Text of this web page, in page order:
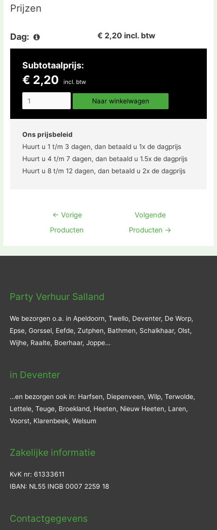
Prijzen
Dag: € 2,20 incl. btw
Subtotaalprijs:
€ 2,20 incl. btw
Naar winkelwagen
Ons prijsbeleid
Huurt u 1 t/m 3 dagen, dan betaald u 1x de dagprijs
Huurt u 4 t/m 7 dagen, dan betaald u 1.5x de dagprijs
Huurt u 8 t/m 12 dagen, dan betaald u 2x de dagprijs
Bericht
navigatie
← Vorige
Producten
Volgende
Producten →
Party Verhuur Salland
We bezorgen o.a. in Apeldoorn, Twello, Deventer, De Worp,
Epse, Gorssel, Eefde, Zutphen, Bathmen, Schalkhaar, Olst,
Wijhe, Raalte, Boerhaar, Joppe…
in Deventer
…en bezorgen ook in: Harfsen, Diepenveen, Wilp, Terwolde,
Lettele, Teuge, Broekland, Heeten, Nieuw Heeten, Laren,
Voorst, Klarenbeek, Welsum
Zakelijke informatie
KvK nr: 61333611
IBAN: NL55 INGB 0007 2259 18
Contactgegevens